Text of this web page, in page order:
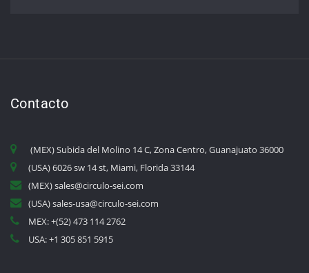
Contacto
(MEX) Subida del Molino 14 C, Zona Centro, Guanajuato 36000
(USA) 6026 sw 14 st, Miami, Florida 33144
(MEX) sales@circulo-sei.com
(USA) sales-usa@circulo-sei.com
MEX: +(52) 473 114 2762
USA: +1 305 851 5915